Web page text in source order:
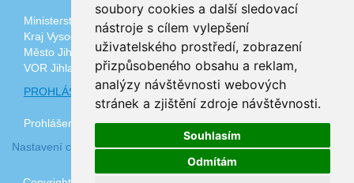
soubory cookies a další sledovací
nástroje s cílem vylepšení
uživatelského prostředí, zobrazení
přizpůsobeného obsahu a reklam,
analýzy návštěvnosti webových
stránek a zjištění zdroje návštěvnosti.
Souhlasím
Odmítám
Ministerstvo zdravotnictví ČR
Kraj Vysočina
Město Jihlava
VOR Jihlava, z.ú.
PROHLÁŠENÍ O PŘÍSTUPNOSTI
Prohlášení o přístupnosti
Nastavení cookies